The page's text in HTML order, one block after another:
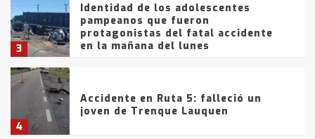
3
Identidad de los adolescentes
pampeanos que fueron
protagonistas del fatal accidente
en la mañana del lunes
4
Accidente en Ruta 5: falleció un
joven de Trenque Lauquen